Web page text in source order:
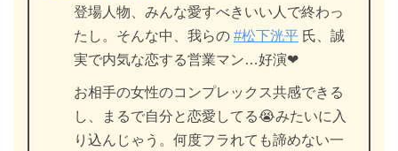
登場人物、みんな愛すべきいい人で終わっ
たし。そんな中、我らの #松下洸平 氏、誠
実で内気な恋する営業マン…好演❤
お相手の女性のコンプレックス共感できる
し、まるで自分と恋愛してる😭みたいに入
り込んじゃう。何度フラれても諦めない一